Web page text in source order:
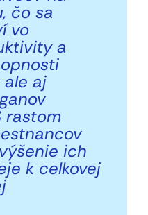
čo sa
vo
a
ale aj
rastom
ich
k celkovej